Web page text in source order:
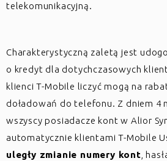
telekomunikacyjną.
Charakterystyczną zaletą jest
o kredyt dla dotychczasowych
klienci T-Mobile liczyć mogą na
doładowań do telefonu. Z dniem 4
wszyscy posiadacze kont w Alior
automatycznie klientami T-Mobile
uległy zmianie numery kont ,